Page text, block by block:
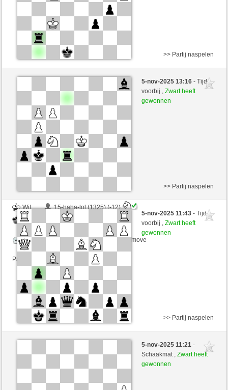
Wit
outerspace (1397) (-13)
tutmirnichtleid (1438) (+30)
Speelduur: 2 minutes/side + 0 seconds/move
Partij telt mee voor de ranglijst
>> Partij naspelen
5-nov-2025 13:16- Tijd
voorbij ,Zwart heeft
gewonnen
Wit
15-haha-lol (1325) (-12)
Zwart
tutmirnichtleid (1410) (+28)
Speelduur: 2 minutes/side + 0 seconds/move
Partij telt mee voor de ranglijst
>> Partij naspelen
5-nov-2025 11:43- Tijd
voorbij ,Zwart heeft
gewonnen
Wit
SrJaguar (1207) (-8)
>> Partij naspelen
5-nov-2025 11:21-
Schaakmat ,Zwart heeft
gewonnen